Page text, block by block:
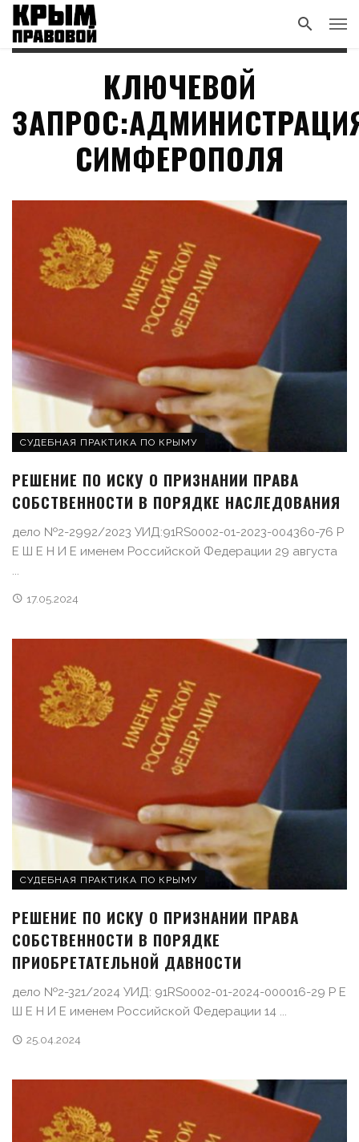
КЛЮЧЕВОЙ
СИМФЕРОПОЛЯ
СУДЕБНАЯ ПРАКТИКА ПО КРЫМУ
РЕШЕНИЕ ПО ИСКУ О ПРИЗНАНИИ ПРАВА
СОБСТВЕННОСТИ В ПОРЯДКЕ НАСЛЕДОВАНИЯ
дело №2-2992/2023 УИД:91RS0002-01-2023-004360-76 Р
Е Ш Е Н И Е именем Российской Федерации 29 августа
17.05.2024
СУДЕБНАЯ ПРАКТИКА ПО КРЫМУ
РЕШЕНИЕ ПО ИСКУ О ПРИЗНАНИИ ПРАВА
СОБСТВЕННОСТИ В ПОРЯДКЕ
ПРИОБРЕТАТЕЛЬНОЙ ДАВНОСТИ
дело №2-321/2024 УИД: 91RS0002-01-2024-000016-29 Р Е
Ш Е Н И Е именем Российской Федерации 14 ...
25.04.2024